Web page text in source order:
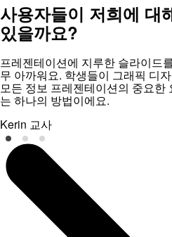
사용자들이 저희에 대
있을까요?
프레젠테이션에 지루한 슬라이드
무 아까워요. 학생들이 그래픽 디
모든 정보 프레젠테이션의 중요한
는 하나의 방법이에요.
Kerin 교사